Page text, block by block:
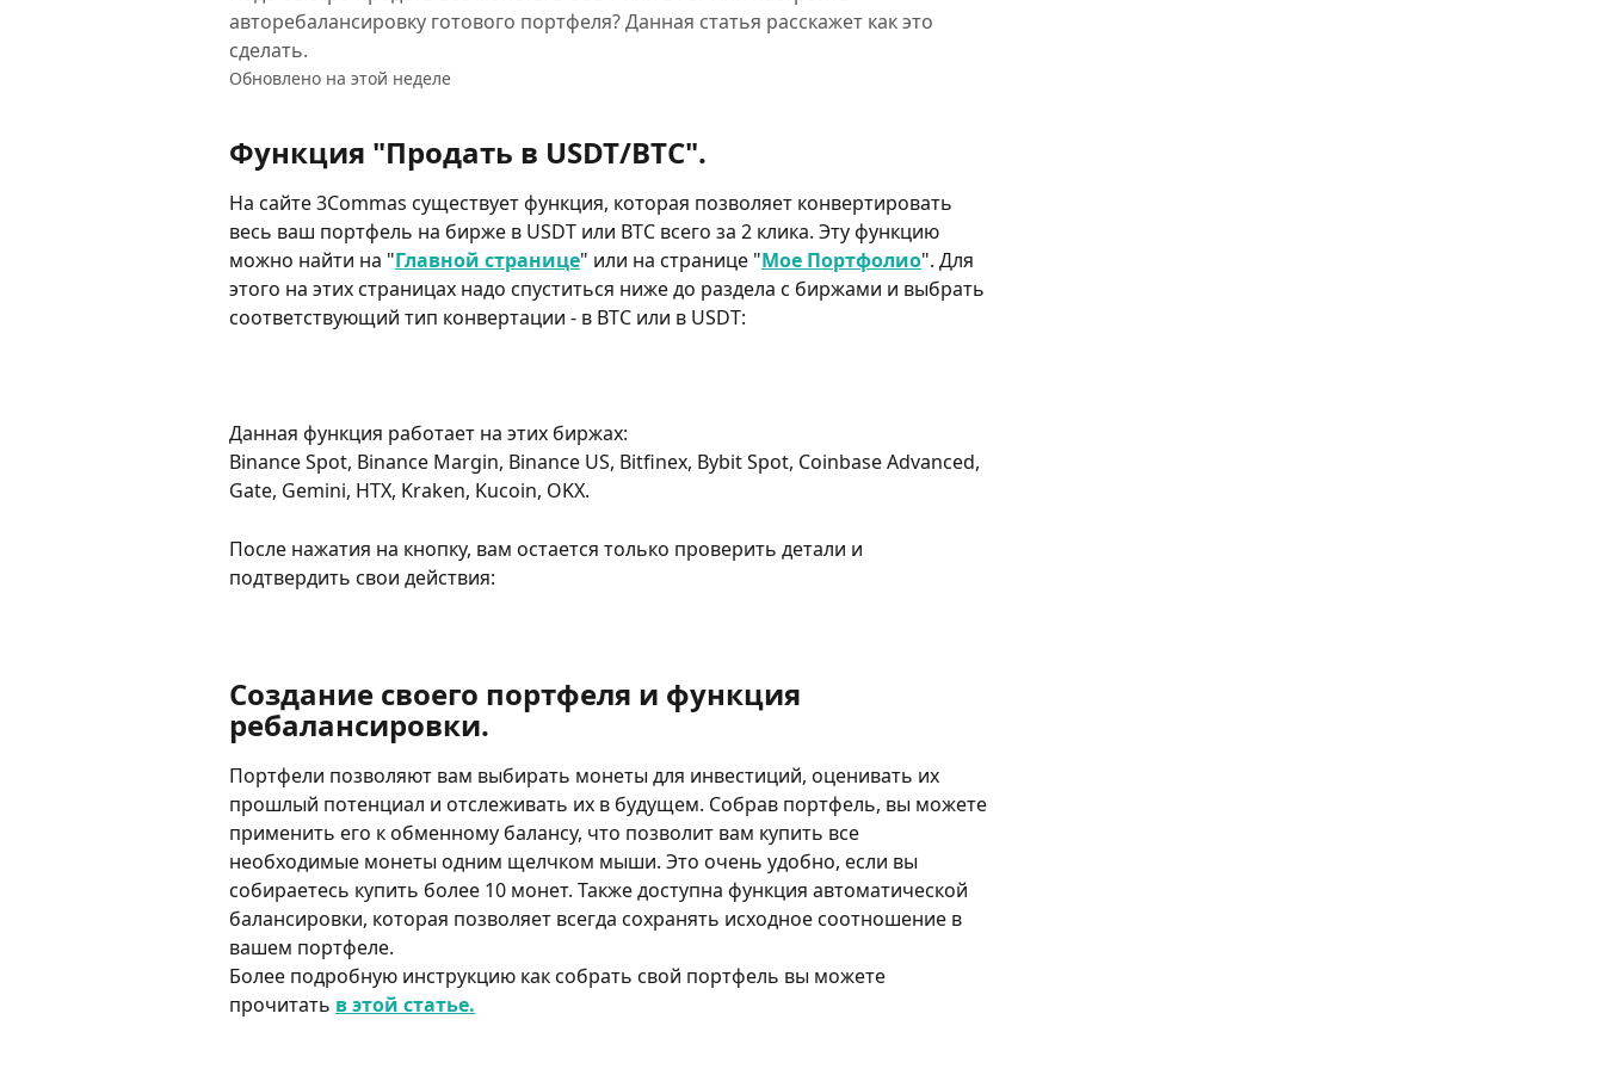
авторебалансировку готового портфеля? Данная статья расскажет как это
сделать.
Обновлено на этой неделе
Функция "Продать в USDT/BTC".
На сайте 3Commas существует функция, которая позволяет конвертировать
весь ваш портфель на бирже в USDT или BTC всего за 2 клика. Эту функцию
можно найти на "Главной странице" или на странице "Мое Портфолио". Для
этого на этих страницах надо спуститься ниже до раздела с биржами и выбрать
соответствующий тип конвертации - в BTC или в USDT:
Данная функция работает на этих биржах:
Binance Spot, Binance Margin, Binance US, Bitfinex, Bybit Spot, Coinbase Advanced,
Gate, Gemini, HTX, Kraken, Kucoin, OKX.
После нажатия на кнопку, вам остается только проверить детали и
подтвердить свои действия:
Создание своего портфеля и функция
ребалансировки.
Портфели позволяют вам выбирать монеты для инвестиций, оценивать их
прошлый потенциал и отслеживать их в будущем. Собрав портфель, вы можете
применить его к обменному балансу, что позволит вам купить все
необходимые монеты одним щелчком мыши. Это очень удобно, если вы
собираетесь купить более 10 монет. Также доступна функция автоматической
балансировки, которая позволяет всегда сохранять исходное соотношение в
вашем портфеле.
Более подробную инструкцию как собрать свой портфель вы можете
прочитать в этой статье.